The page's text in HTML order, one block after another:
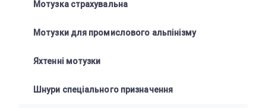
Мотузка страхувальна
Мотузки для промислового альпінізму
Яхтенні мотузки
Шнури спеціального призначення